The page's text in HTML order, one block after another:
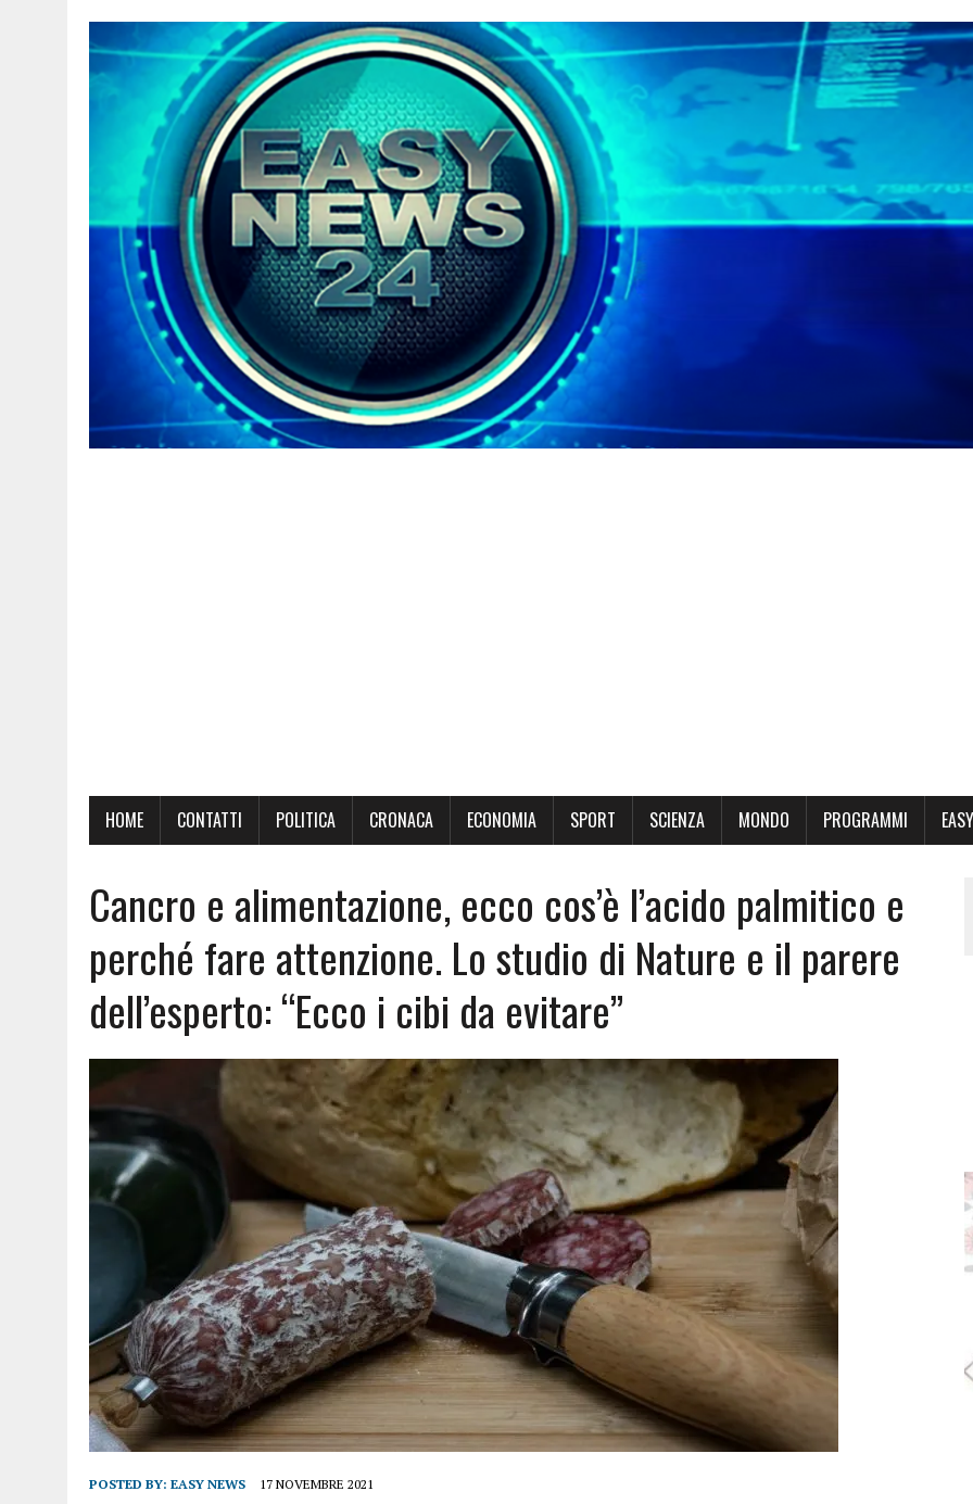
HOME CONTATTI POLITICA CRONACA ECONOMIA SPORT SCIENZA MONDO PROGRAMMI
Cancro e alimentazione, ecco cos’è l’acido palmitico e
perché fare attenzione. Lo studio di Nature e il parere
dell’esperto: “Ecco i cibi da evitare”
POSTED BY: EASY NEWS 17 NOVEMBRE 2021